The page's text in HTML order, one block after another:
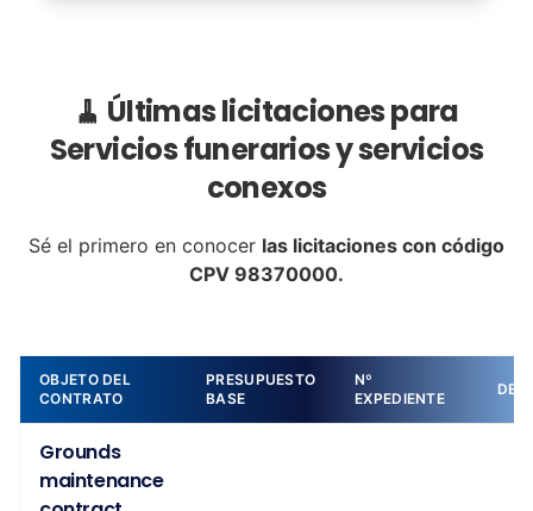
🧹 Últimas licitaciones para
Servicios funerarios y servicios
conexos
Sé el primero en conocer las licitaciones con código
CPV 98370000.
OBJETO DEL
CONTRATO
PRESUPUESTO
BASE
Nº
EXPEDIENTE
Grounds
maintenance